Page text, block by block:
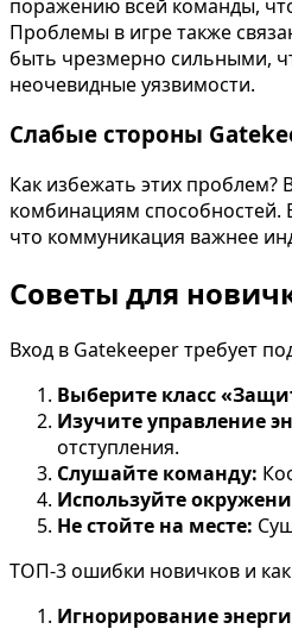
поражению всей команды,
Проблемы в игре также
быть чрезмерно сильными,
неочевидные уязвимости.
Слабые стороны
Как избежать этих проблем?
комбинациям способностей.
что коммуникация важнее
Советы для
Вход в Gatekeeper требует
Выберите класс
Изучите управление
отступления.
Слушайте команду:
Используйте
Не стойте на месте:
ТОП-3 ошибки новичков и
Игнорирование